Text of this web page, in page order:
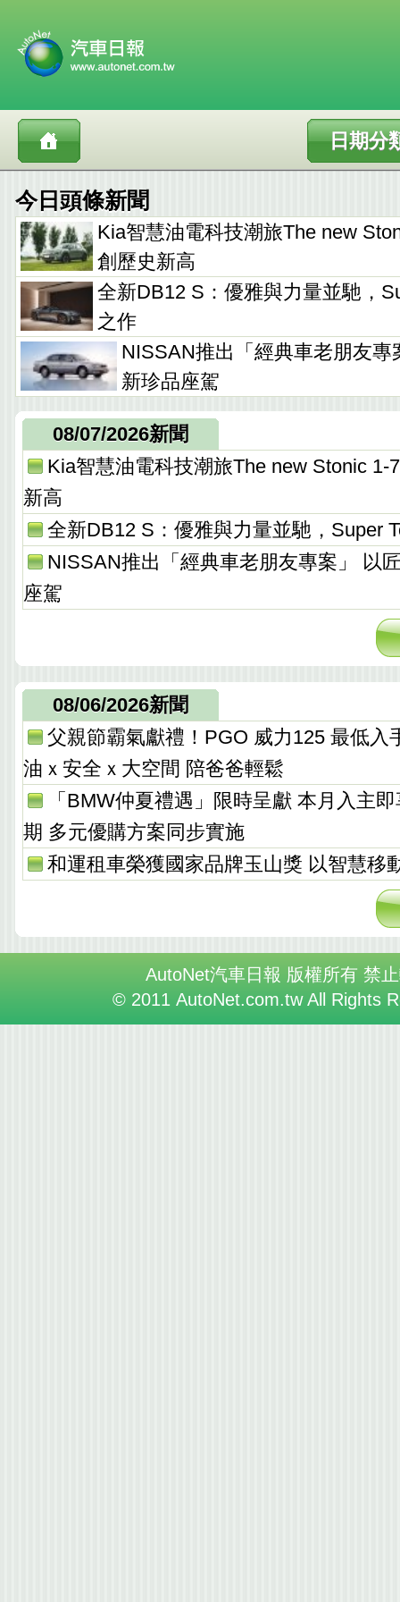
日期分
今日頭條新聞
Kia智慧油電科技潮旅The new
創歷史新高
全新DB12 S：優雅與力量並馳，
之作
NISSAN推出「經典車老朋友專
新珍品座駕
08/07/2026新聞
Kia智慧油電科技潮旅The new Stonic 1-
新高
全新DB12 S：優雅與力量並馳，Super
NISSAN推出「經典車老朋友專案」 以
座駕
08/06/2026新聞
父親節霸氣獻禮！PGO 威力125 最低入
油ｘ安全ｘ大空間 陪爸爸輕鬆
「BMW仲夏禮遇」限時呈獻 本月入主
期 多元優購方案同步實施
和運租車榮獲國家品牌玉山獎 以智慧移
AutoNet汽車日報 版權所有 禁
© 2011 AutoNet.com.tw All Rights